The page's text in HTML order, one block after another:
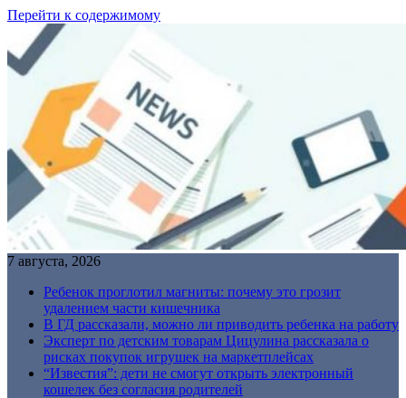
Перейти к содержимому
7 августа, 2026
Ребенок проглотил магниты: почему это грозит
удалением части кишечника
В ГД рассказали, можно ли приводить ребенка на работу
Эксперт по детским товарам Цицулина рассказала о
рисках покупок игрушек на маркетплейсах
“Известия”: дети не смогут открыть электронный
кошелек без согласия родителей